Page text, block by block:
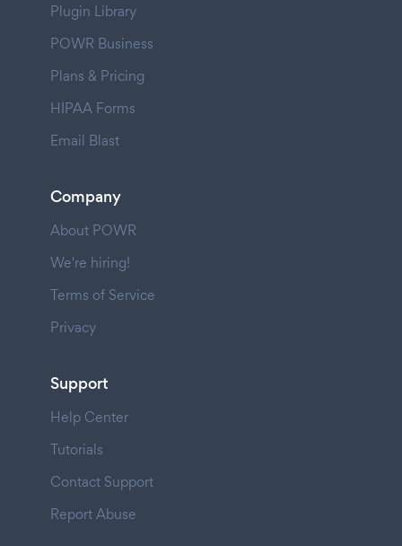
Plugin Library
POWR Business
Plans & Pricing
HIPAA Forms
Email Blast
Company
About POWR
We're hiring!
Terms of Service
Privacy
Support
Help Center
Tutorials
Contact Support
Report Abuse